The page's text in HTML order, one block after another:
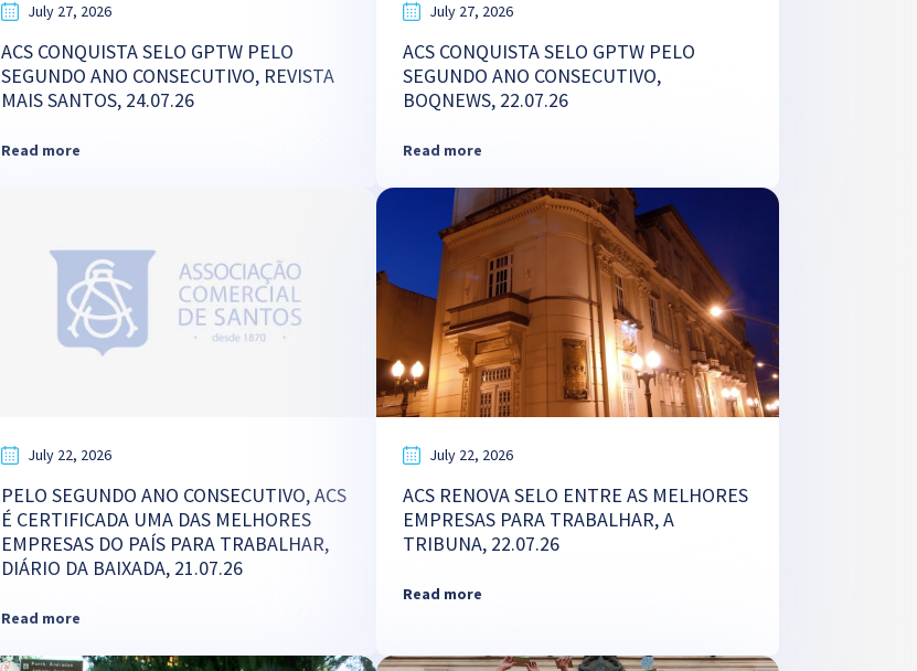
July 27, 2026
ACS CONQUISTA SELO GPTW PELO
SEGUNDO ANO CONSECUTIVO, REVISTA
MAIS SANTOS, 24.07.26
Read more
July 27, 2026
ACS CONQUISTA SELO GPTW PELO
SEGUNDO ANO CONSECUTIVO,
BOQNEWS, 22.07.26
Read more
July 22, 2026
PELO SEGUNDO ANO CONSECUTIVO, ACS
É CERTIFICADA UMA DAS MELHORES
EMPRESAS DO PAÍS PARA TRABALHAR,
DIÁRIO DA BAIXADA, 21.07.26
Read more
July 22, 2026
ACS RENOVA SELO ENTRE AS MELHORES
EMPRESAS PARA TRABALHAR, A
TRIBUNA, 22.07.26
Read more